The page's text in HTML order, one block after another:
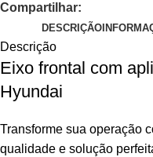
Compartilhar:
DESCRIÇÃO
Descrição
Eixo frontal com
Hyundai
Transforme sua operação
qualidade e solução